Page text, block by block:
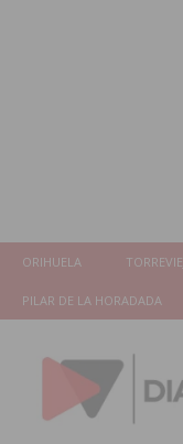
ORIHUELA
PILAR DE LA HORADADA